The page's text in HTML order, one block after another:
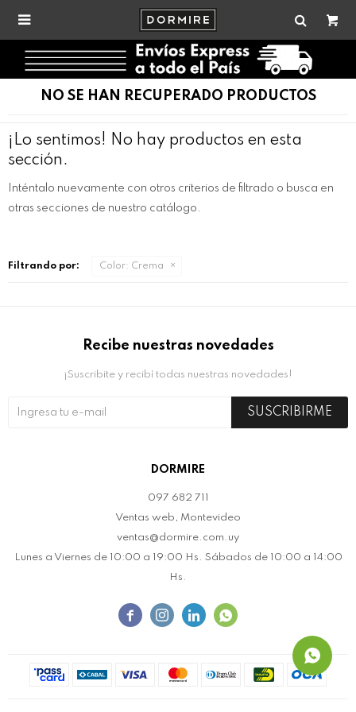

NO SE HAN RECUPERADO PRODUCTOS
¡Lo sentimos! No hay productos en esta
sección.
Inténtalo nuevamente con otros criterios de filtrado o busca en
otras secciones de nuestro catálogo.
Filtrando por: Color: Crema
DORMIRE
097 682 711
Ventas web, Montevideo
ventas@dormire.com.uy
Lunes a Viernes de 10:00 a 19:00 Hs. Sábados de 10:00 a 14:00
Hs.
   
Recibe nuestras novedades
¡Suscribite y recibí todas nuestras novedades!
SUSCRIBIRME